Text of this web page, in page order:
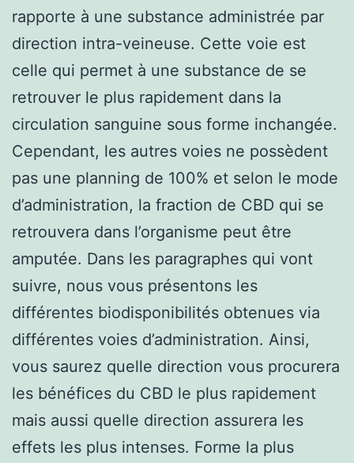
rapporte à une substance administrée par
direction intra-veineuse. Cette voie est
celle qui permet à une substance de se
retrouver le plus rapidement dans la
circulation sanguine sous forme inchangée.
Cependant, les autres voies ne possèdent
pas une planning de 100% et selon le mode
d’administration, la fraction de CBD qui se
retrouvera dans l’organisme peut être
amputée. Dans les paragraphes qui vont
suivre, nous vous présentons les
différentes biodisponibilités obtenues via
différentes voies d’administration. Ainsi,
vous saurez quelle direction vous procurera
les bénéfices du CBD le plus rapidement
mais aussi quelle direction assurera les
effets les plus intenses. Forme la plus